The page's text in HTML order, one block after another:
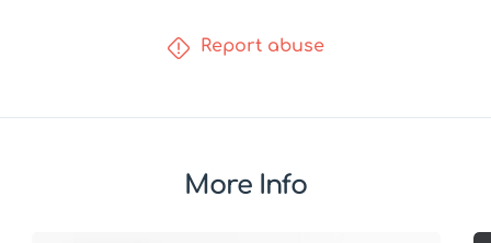
Report abuse
More Info